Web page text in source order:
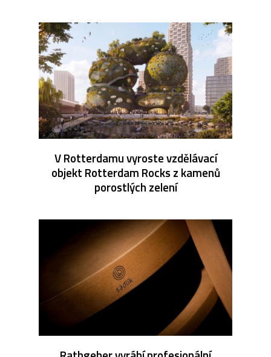
V Rotterdamu vyroste vzdělávací
objekt Rotterdam Rocks z kamenů
porostlých zelení